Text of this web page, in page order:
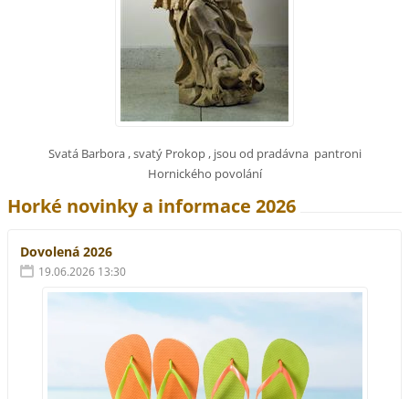
Svatá Barbora , svatý Prokop , jsou od pradávna pantroni
Hornického povolání
Horké novinky a informace 2026
Dovolená 2026
19.06.2026 13:30